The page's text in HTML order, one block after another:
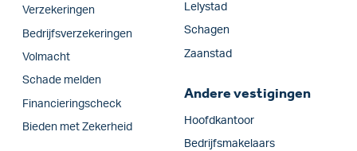
Verzekeringen
Bedrijfs­verzekeringen
Volmacht
Schade melden
Financieringscheck
Bieden met Zekerheid
Lelystad
Schagen
Zaanstad
Andere vestigingen
Hoofdkantoor
Bedrijfsmakelaars